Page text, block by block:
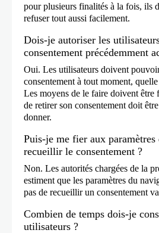
pour plusieurs finalités à la fois, ils
refuser tout aussi facilement.
Dois-je autoriser les
consentement précédemment
Oui. Les utilisateurs doivent
consentement à tout moment,
Les moyens de le faire doivent être
de retirer son consentement doit
donner.
Puis-je me fier aux
recueillir le consentement ?
Non. Les autorités chargées de la
estiment que les paramètres du
pas de recueillir un consentement
Combien de temps dois-je
utilisateurs ?